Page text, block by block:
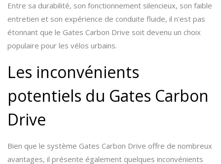
Entre sa durabilité, son fonctionnement silencieux, son faible
entretien et son expérience de conduite fluide, il n'est pas
étonnant que le Gates Carbon Drive soit devenu un choix
populaire pour les vélos urbains.
Les inconvénients
potentiels du Gates Carbon
Drive
Bien que le système Gates Carbon Drive offre de nombreux
avantages, il présente également quelques inconvénients